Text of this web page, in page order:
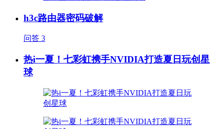
h3c路由器密码破解
问答 3
热i一夏！七彩虹携手NVIDIA打造夏日玩创星
球